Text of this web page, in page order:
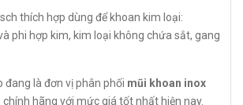
thích hợp dùng để khoan kim loại:
phi hợp kim, kim loại không chứa sắt, gang
đang là đơn vị phân phối mũi khoan inox
hãng với mức giá tốt nhất hiện nay.